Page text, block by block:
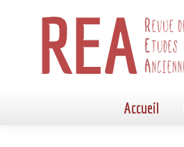
Accueil